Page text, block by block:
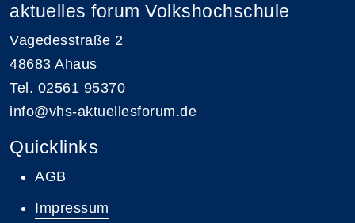
aktuelles forum Volkshochschule
Vagedesstraße 2
48683 Ahaus
Tel. 02561 95370
info@vhs-aktuellesforum.de
Quicklinks
AGB
Impressum